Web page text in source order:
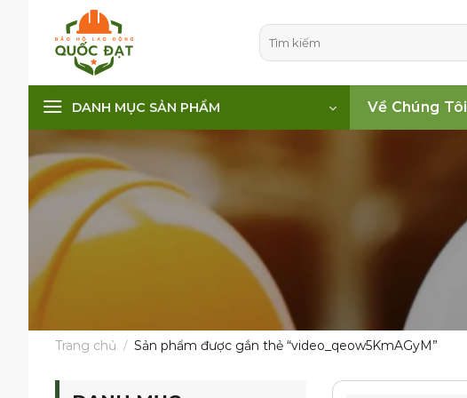
content
Tìm
kiếm:
DANH MỤC SẢN PHẨM Về Chúng Tôi
Trang chủ / Sản phẩm được gắn thẻ “video_qeow5KmAGyM”